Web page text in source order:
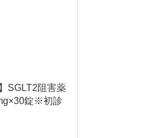
SGLT2阻害薬
錠※初診